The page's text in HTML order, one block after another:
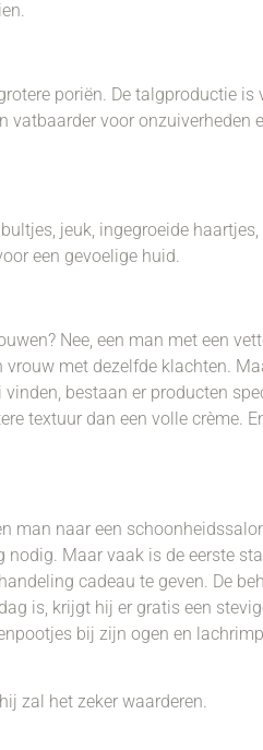
poriën. De talgproductie is
voor onzuiverheden
jeuk, ingegroeide haartjes,
een gevoelige huid.
Nee, een man met een
vrouw met dezelfde klachten.
bestaan er producten
textuur dan een volle crème.
man naar een
nodig. Maar vaak is de eerste
cadeau te geven. De
is, krijgt hij er gratis een
bij zijn ogen en
zal het zeker waarderen.